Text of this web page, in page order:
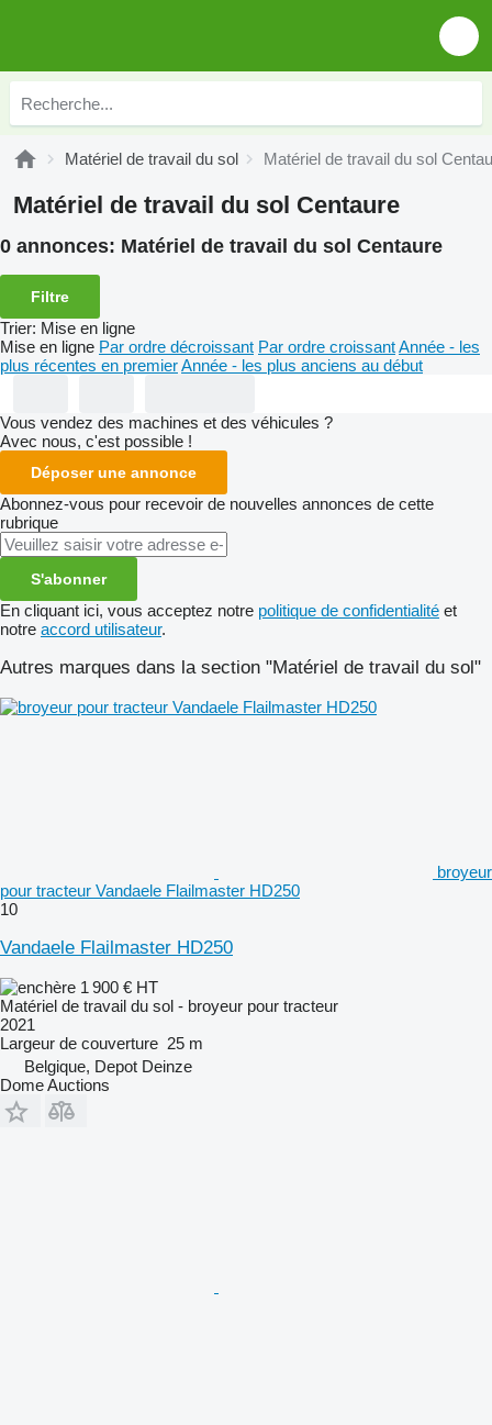
Matériel de travail du sol Matériel de travail du sol
Matériel de travail du sol Centaure
0 annonces: Matériel de travail du sol Centaure
Filtre
Trier: Mise en ligne
Mise en ligne Par ordre décroissant Par ordre croissantAnnée - les
plus récentes en premierAnnée - les plus anciens au début
Vous vendez des machines et des véhicules ?
Avec nous, c'est possible !
Déposer une annonce
Abonnez-vous pour recevoir de nouvelles annonces de cette
rubrique
S'abonner
En cliquant ici, vous acceptez notre politique de confidentialité et
notre accord utilisateur.
Autres marques dans la section "Matériel de travail du sol"
broyeur
pour tracteur Vandaele Flailmaster HD250
10
Vandaele Flailmaster HD250
1 900 € HT
Matériel de travail du sol - broyeur pour tracteur
2021
Largeur de couverture 25 m
Belgique, Depot Deinze
Dome Auctions